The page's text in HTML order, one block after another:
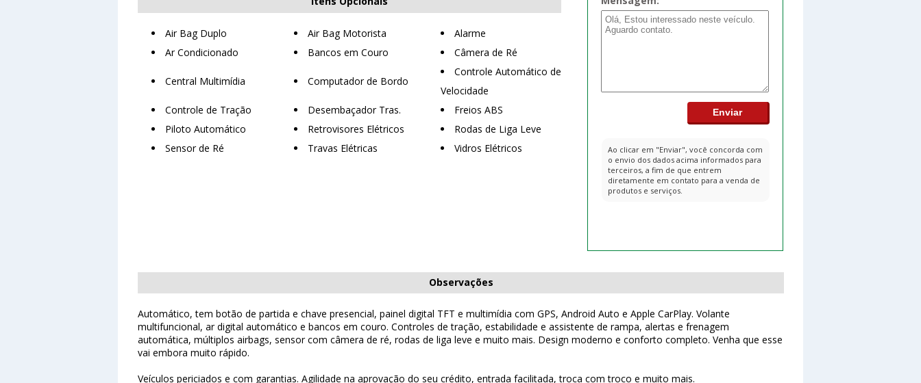
Air Bag Duplo Air Bag Motorista
Alarme
Ar Condicionado
Bancos em Couro Câmera de Ré
Central Multimídia Computador de Bordo
Controle Automático de
Velocidade
Controle de Tração
Desembaçador Tras.
Freios ABS
Piloto Automático
Retrovisores Elétricos
Rodas de Liga Leve
Sensor de Ré
Travas Elétricas Vidros Elétricos
Ao clicar em "Enviar", você concorda com
o envio dos dados acima informados para
terceiros, a fim de que entrem
diretamente em contato para a venda de
produtos e serviços.
Observações
Automático, tem botão de partida e chave presencial, painel digital TFT e multimídia com GPS, Android Auto e Apple CarPlay. Volante
multifuncional, ar digital automático e bancos em couro. Controles de tração, estabilidade e assistente de rampa, alertas e frenagem
automática, múltiplos airbags, sensor com câmera de ré, rodas de liga leve e muito mais. Design moderno e conforto completo. Venha que esse
vai embora muito rápido.
Veículos periciados e com garantias. Agilidade na aprovação do seu crédito, entrada facilitada, troca com troco e muito mais.